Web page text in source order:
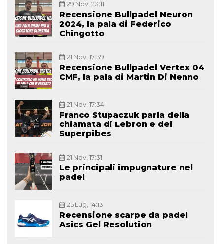
29 Nov, 23:11
Recensione Bullpadel Neuron
2024, la pala di Federico
Chingotto
21 Nov, 17:39
Recensione Bullpadel Vertex 04
CMF, la pala di Martin Di Nenno
21 Nov, 17:34
Franco Stupaczuk parla della
chiamata di Lebron e dei
Superpibes
21 Nov, 17:31
Le principali impugnature nel
padel
25 Lug, 14:13
Recensione scarpe da padel
Asics Gel Resolution